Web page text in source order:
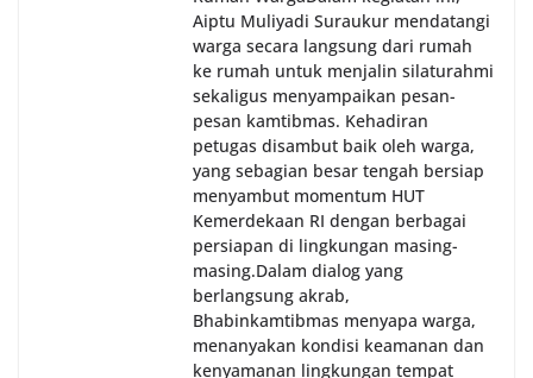
Aiptu Muliyadi Suraukur mendatangi
warga secara langsung dari rumah
ke rumah untuk menjalin silaturahmi
sekaligus menyampaikan pesan-
pesan kamtibmas. Kehadiran
petugas disambut baik oleh warga,
yang sebagian besar tengah bersiap
menyambut momentum HUT
Kemerdekaan RI dengan berbagai
persiapan di lingkungan masing-
masing.‎Dalam dialog yang
berlangsung akrab,
Bhabinkamtibmas menyapa warga,
menanyakan kondisi keamanan dan
kenyamanan lingkungan tempat